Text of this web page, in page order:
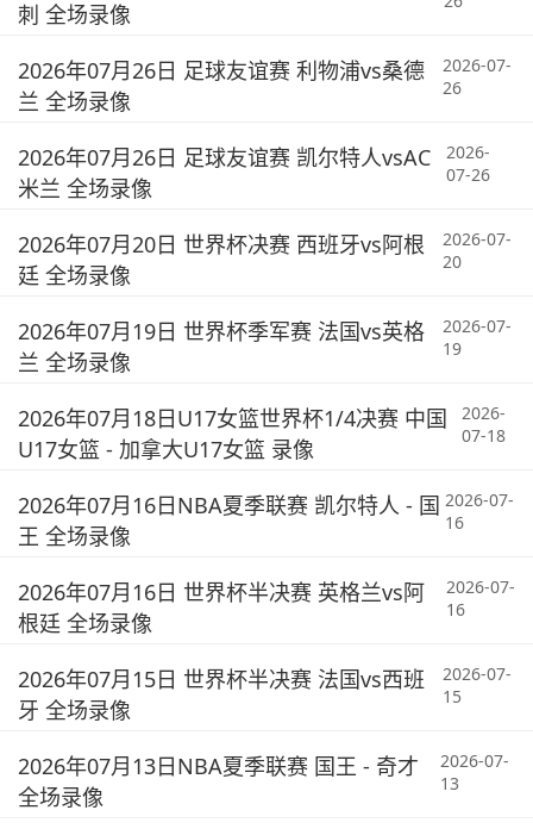
刺 全场录像
2026年07月26日 足球友谊赛 利物浦vs桑德
兰 全场录像
2026-07-
26
2026年07月26日 足球友谊赛 凯尔特人vsAC
米兰 全场录像
2026-
07-26
2026年07月20日 世界杯决赛 西班牙vs阿根
廷 全场录像
2026-07-
20
2026年07月19日 世界杯季军赛 法国vs英格
兰 全场录像
2026-07-
19
2026年07月18日U17女篮世界杯1/4决赛 中国
U17女篮 - 加拿大U17女篮 录像
2026-
07-18
2026年07月16日NBA夏季联赛 凯尔特人 - 国
王 全场录像
2026-07-
16
2026年07月16日 世界杯半决赛 英格兰vs阿
根廷 全场录像
2026-07-
16
2026年07月15日 世界杯半决赛 法国vs西班
牙 全场录像
2026-07-
15
2026年07月13日NBA夏季联赛 国王 - 奇才
全场录像
2026-07-
13